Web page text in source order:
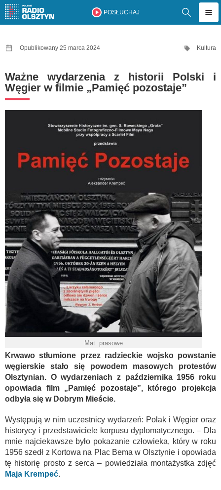
POSŁUCHAJ
Opublikowany 25 marca 2024 Kultura
Ważne wydarzenia z historii Polski i
Węgier w filmie „Pamięć pozostaje”
Mat. prasowe
Krwawo stłumione przez radzieckie wojsko powstanie
węgierskie stało się powodem masowych protestów
Olsztynian. O wydarzeniach z października 1956 roku
opowiada film „Pamięć pozostaje”, którego projekcja
odbyła się w Dobrym Mieście.
Występują w nim uczestnicy wydarzeń: Polak i Węgier oraz
historycy i przedstawiciele korpusu dyplomatycznego. – Dla
mnie najciekawsze było pokazanie człowieka, który w roku
1956 szedł z Kortowa na Plac Bema w Olsztynie i opowiada
tę historię prosto z serca – powiedziała montażystka zdjęć
Maja Krempeć.